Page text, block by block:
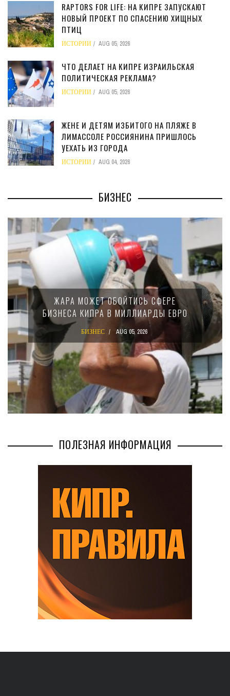
RAPTORS FOR LIFE: НА КИПРЕ ЗАПУСКАЮТ
НОВЫЙ ПРОЕКТ ПО СПАСЕНИЮ ХИЩНЫХ
ПТИЦ
ИСТОРИИ AUG 05, 2026
ЧТО ДЕЛАЕТ НА КИПРЕ ИЗРАИЛЬСКАЯ
ПОЛИТИЧЕСКАЯ РЕКЛАМА?
ИСТОРИИ AUG 05, 2026
ЖЕНЕ И ДЕТЯМ ИЗБИТОГО НА ПЛЯЖЕ В
ЛИМАССОЛЕ РОССИЯНИНА ПРИШЛОСЬ
УЕХАТЬ ИЗ ГОРОДА
ИСТОРИИ AUG 04, 2026
БИЗНЕС
ЖАРА МОЖЕТ ОБОЙТИСЬ СФЕРЕ
БИЗНЕСА КИПРА В МИЛЛИАРДЫ ЕВРО
БИЗНЕС AUG 05, 2026
ПОЛЕЗНАЯ ИНФОРМАЦИЯ